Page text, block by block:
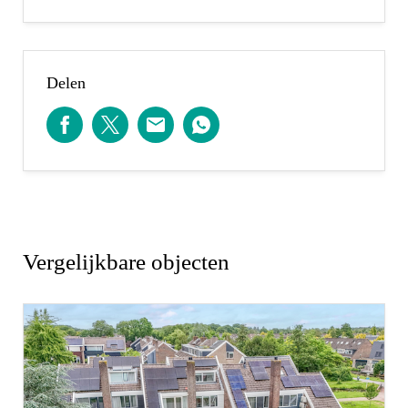
Afmetingen:
Zie de (interactieve) plattegronden voor de
afmetingen van de woning.
De Meetinstructie is gebaseerd op de NEN2580. De
Meetinstructie is bedoeld om een meer eenduidige
manier van meten toe te passen voor het geven
van een indicatie van de gebruiksoppervlakte. De
Meetinstructie sluit verschillen in meetuitkomsten
niet volledig uit, door bijvoorbeeld
Delen
Vergelijkbare objecten